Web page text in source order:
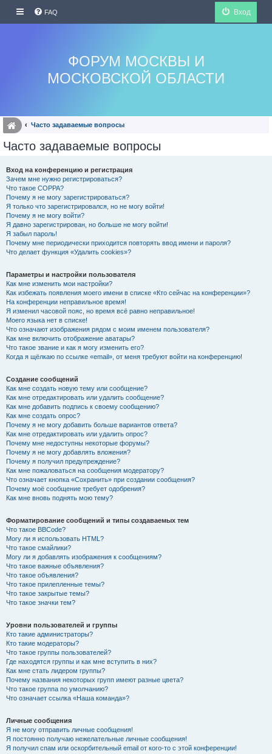
FAQ Вход
ФОРУМ МОСКВЫ И
МОСКОВСКОЙ ОБЛАСТИ
Часто задаваемые вопросы
Часто задаваемые вопросы
Вход на конференцию и регистрация
Зачем мне нужно регистрироваться?
Что такое COPPA?
Почему я не могу зарегистрироваться?
Я только что зарегистрировался, но не могу войти!
Почему я не могу войти?
Я давно зарегистрирован, но больше не могу войти!
Я забыл пароль!
Почему мне периодически приходится повторять ввод имени и пароля?
Что делает функция «Удалить cookies»?
Параметры и настройки пользователя
Как мне изменить мои настройки?
Как избежать появления моего имени в списке «Кто сейчас на конференции»?
На конференции неправильное время!
Я изменил часовой пояс, но время всё равно неправильное!
Моего языка нет в списке!
Что означают изображения рядом с моим именем пользователя?
Как мне включить отображение аватары?
Что такое звание и как я могу изменить его?
Когда я щёлкаю по ссылке «email», от меня требуют войти на конференцию!
Создание сообщений
Как мне создать новую тему или сообщение?
Как мне отредактировать или удалить сообщение?
Как мне добавить подпись к своему сообщению?
Как мне создать опрос?
Почему я не могу добавить больше вариантов ответа?
Как мне отредактировать или удалить опрос?
Почему мне недоступны некоторые форумы?
Почему я не могу добавлять вложения?
Почему я получил предупреждение?
Как мне пожаловаться на сообщения модератору?
Что означает кнопка «Сохранить» при создании сообщения?
Почему моё сообщение требует одобрения?
Как мне вновь поднять мою тему?
Форматирование сообщений и типы создаваемых тем
Что такое BBCode?
Могу ли я использовать HTML?
Что такое смайлики?
Могу ли я добавлять изображения к сообщениям?
Что такое важные объявления?
Что такое объявления?
Что такое прилепленные темы?
Что такое закрытые темы?
Что такое значки тем?
Уровни пользователей и группы
Кто такие администраторы?
Кто такие модераторы?
Что такое группы пользователей?
Где находятся группы и как мне вступить в них?
Как мне стать лидером группы?
Почему названия некоторых групп имеют разные цвета?
Что такое группа по умолчанию?
Что означает ссылка «Наша команда»?
Личные сообщения
Я не могу отправить личные сообщения!
Я постоянно получаю нежелательные личные сообщения!
Я получил спам или оскорбительный email от кого-то с этой конференции!